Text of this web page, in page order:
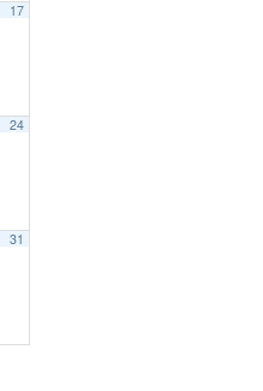
17
24
31